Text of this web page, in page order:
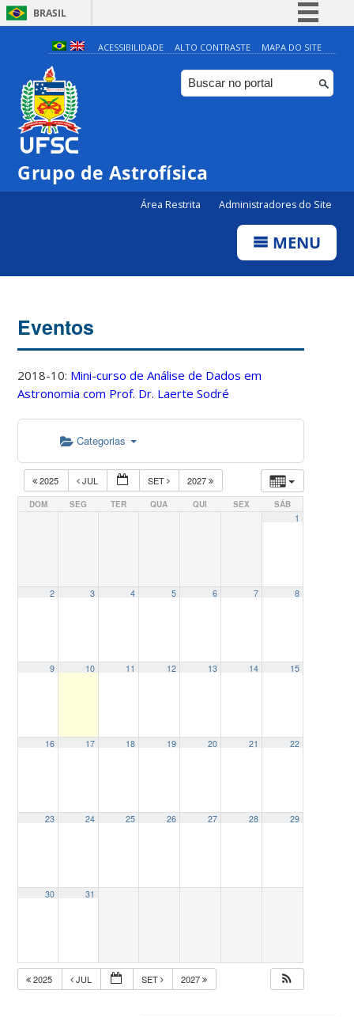
BRASIL
Simplifique!
Comunica BR
Participe
ACESSIBILIDADE ALTO CONTRASTE MAPA DO SITE
Grupo de Astrofísica
Área Restrita Administradores do Site
MENU
Eventos
2018-10: Mini-curso de Análise de Dados em
Astronomia com Prof. Dr. Laerte Sodré
Categorias
2025 JUL SET 2027
DOM SEG TER QUA QUI SEX SÁB
1
2 3 4 5 6 7 8
9 10 11 12 13 14 15
16 17 18 19 20 21 22
23 24 25 26 27 28 29
30 31
2025 JUL SET 2027